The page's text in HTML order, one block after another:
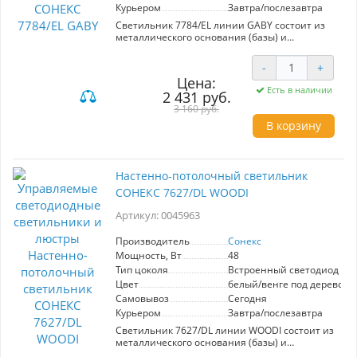
Курьером
Завтра/послезавтра
Светильник 7784/EL линии GABY состоит из
металлического основания (базы) и
рассеивателя - высококачественный пластик
марки PMMA 2.0 белого цвета с матовой
поверхностью, обеспечивающий светильнику
равномерное рассеивание и хорошее
светопропускание. Форма плафона: круглая,
декорирована ободом из пластика, цвет
сатинированное золото, имитирующее
использовать светильник в определенных
зонах влажных помещений. В комплект входит
заменяемый LED модуль с линзами,
мощностью 70Вт, которая соответствует лампе
помощью которого осуществляется плавное
изменение яркости, переход в режим
переключения теплого/белого/холодного/
ночного света. Светильник имеет функцию
"память".
Цена:
2 431 руб.
3 160 руб.
- +
Есть в наличии
В корзину
Настенно-потолочный светильник
СОНЕКС 7627/DL WOODI
Артикул: 0045963
Производитель
Сонекс
Мощность, Вт
48
Тип цоколя
Встроенный светодиод
Цвет
белый/венге под дерево
Самовывоз
Сегодня
Курьером
Завтра/послезавтра
Светильник 7627/DL линии WOODI состоит из
металлического основания (базы) и